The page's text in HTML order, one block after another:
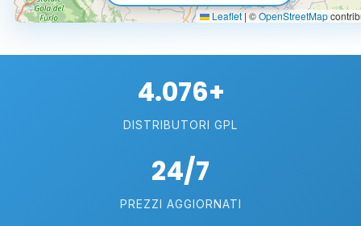
Leaflet | ©OpenStreetMap
4.076+
DISTRIBUTORI GPL
24/7
PREZZI AGGIORNATI